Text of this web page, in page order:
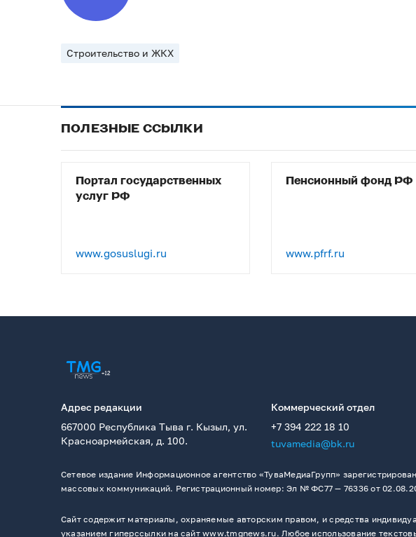
Строительство и ЖКХ
ПОЛЕЗНЫЕ ССЫЛКИ
Портал государственных
услуг РФ
www.gosuslugi.ru
Пенсионный фонд РФ
www.pfrf.ru
Адрес редакции
667000 Республика Тыва г. Кызыл, ул.
Красноармейская, д. 100.
Коммерческий отдел
+7 394 222 18 10
tuvamedia@bk.ru
Сетевое издание Информационное агентство «ТуваМедиаГрупп»
массовых коммуникаций. Регистрационный номер: Эл № ФС77 — 76336 от
Сайт содержит материалы, охраняемые авторским правом, и средства
указанием гиперссылки на сайт www.tmgnews.ru. Любое использование